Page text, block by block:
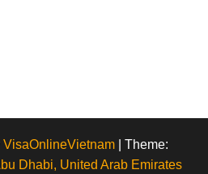
VisaOnlineVietnam
Theme:
Dhabi, United Arab Emirates